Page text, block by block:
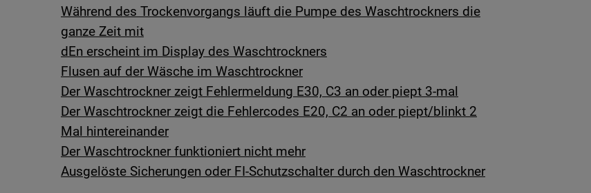
Während des Trockenvorgangs läuft die Pumpe des Waschtrockners die
ganze Zeit mit
dEn erscheint im Display des Waschtrockners
Flusen auf der Wäsche im Waschtrockner
Der Waschtrockner zeigt Fehlermeldung E30, C3 an oder piept 3-mal
Der Waschtrockner zeigt die Fehlercodes E20, C2 an oder piept/blinkt 2
Mal hintereinander
Der Waschtrockner funktioniert nicht mehr
Ausgelöste Sicherungen oder FI-Schutzschalter durch den Waschtrockner